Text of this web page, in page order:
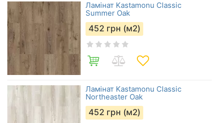
Ламінат Kastamonu Classic
Summer Oak
452 грн (м2)
Ламінат Kastamonu Classic
Northeaster Oak
452 грн (м2)